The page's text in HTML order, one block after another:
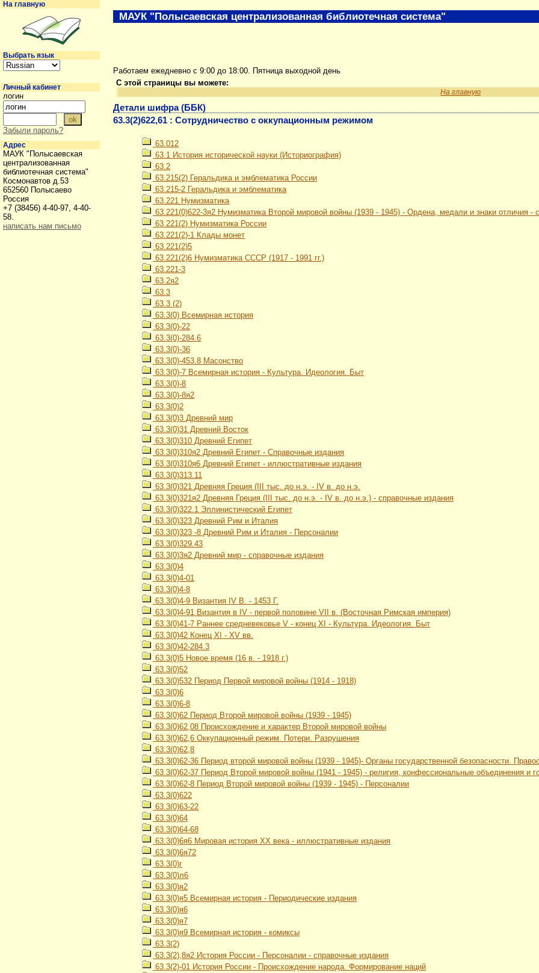
Работаем ежедневно с 9:00 до 18:00. Пятница выходной день
С этой страницы вы можете:
На главную
Детали шифра (ББК)
63.3(2)622,61 : Сотрудничество с оккупационным режимом
63.012
63.1 История исторической науки (Историография)
63.2
63.215(2) Геральдика и эмблематика России
63.215-2 Геральдика и эмблематика
63.221 Нумизматика
63.221(0)622-3я2 Нумизматика Второй мировой войны (1939 - 1945) - Ордена, медали и знаки отличия -
63.221(2) Нумизматика России
63.221(2)-1 Клады монет
63.221(2)5
63.221(2)6 Нумизматика СССР (1917 - 1991 гг.)
63.221-3
63.2я2
63.3
63.3 (2)
63.3(0) Всемирная история
63.3(0)-22
63.3(0)-284.6
63.3(0)-36
63.3(0)-453.8 Масонство
63.3(0)-7 Всемирная история - Культура. Идеология. Быт
63.3(0)-8
63.3(0)-8я2
63.3(0)2
63.3(0)3 Древний мир
63.3(0)31 Древний Восток
63.3(0)310 Древний Египет
63.3(0)310я2 Древний Египет - Справочные издания
63.3(0)310я6 Древний Египет - иллюстративные издания
63.3(0)313.11
63.3(0)321 Древняя Греция (III тыс. до н.э. - IV в. до н.э.
63.3(0)321я2 Древняя Греция (III тыс. до н.э. - IV в. до н.э.) - справочные издания
63.3(0)322.1 Эллинистический Египет
63.3(0)323 Древний Рим и Италия
63.3(0)323 -8 Древний Рим и Италия - Персоналии
63.3(0)329.43
63.3(0)3я2 Древний мир - справочные издания
63.3(0)4
63.3(0)4-01
63.3(0)4-8
63.3(0)4-9 Византия IV В. - 1453 Г.
63.3(0)4-91 Византия в IV - первой половине VII в. (Восточная Римская империя)
63.3(0)41-7 Раннее средневековье V - конец XI - Культура. Идеология. Быт
63.3(0)42 Конец XI - XV вв.
63.3(0)42-284.3
63.3(0)5 Новое время (16 в. - 1918 г.)
63.3(0)52
63.3(0)532 Период Первой мировой войны (1914 - 1918)
63.3(0)6
63.3(0)6-8
63.3(0)62 Период Второй мировой войны (1939 - 1945)
63.3(0)62,08 Происхождение и характер Второй мировой войны
63.3(0)62,6 Оккупационный режим. Потери. Разрушения
63.3(0)62,8
63.3(0)62-36 Период второй мировой войны (1939 - 1945)- Органы государственной безопасности.
63.3(0)62-37 Период Второй мировой войны (1941 - 1945) - религия, конфессиональные объединения и
63.3(0)62-8 Период Второй мировой войны (1939 - 1945) - Персоналии
63.3(0)622
63.3(0)63-22
63.3(0)64
63.3(0)64-68
63.3(0)6я6 Мировая история ХХ века - иллюстративные издания
63.3(0)6я72
63.3(0)г
63.3(0)л6
63.3(0)я2
63.3(0)я5 Всемирная история - Периодические издания
63.3(0)я6
63.3(0)я7
63.3(0)я9 Всемирная история - комиксы
63.3(2)
63.3(2),8я2 История России - Персоналии - справочные издания
63.3(2)-01 История России - Происхождение народа. Формирование наций
МАУК "Полысаевская централизованная библиотечная система"
На главную
Выбрать язык
Личный кабинет
логин
Забыли пароль?
Адрес
МАУК "Полысаевская
централизованная
библиотечная система"
Космонавтов д.53
652560 Полысаево
Россия
+7 (38456) 4-40-97, 4-40-
58.
написать нам письмо